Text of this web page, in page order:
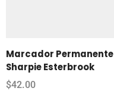
Marcador Permanente
Sharpie Esterbrook
$42.00